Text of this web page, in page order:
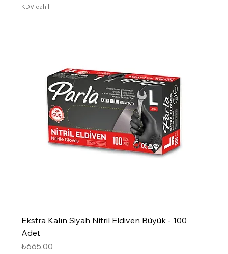
KDV dahil
Ekstra Kalın Siyah Nitril Eldiven Büyük - 100
Adet
Fiyat
₺665,00